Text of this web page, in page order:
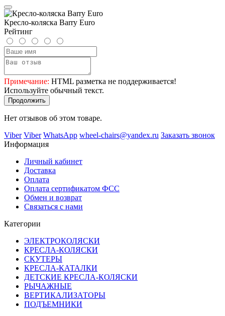
Кресло-коляска Barry Euro
Рейтинг
Примечание: HTML разметка не поддерживается!
Используйте обычный текст.
Продолжить
Нет отзывов об этом товаре.
Viber Viber WhatsApp wheel-chairs@yandex.ru Заказать звонок
Информация
Личный кабинет
Доставка
Оплата
Оплата сертификатом ФСС
Обмен и возврат
Связаться с нами
Категории
ЭЛЕКТРОКОЛЯСКИ
КРЕСЛА-КОЛЯСКИ
СКУТЕРЫ
КРЕСЛА-КАТАЛКИ
ДЕТСКИЕ КРЕСЛА-КОЛЯСКИ
РЫЧАЖНЫЕ
ВЕРТИКАЛИЗАТОРЫ
ПОДЪЕМНИКИ